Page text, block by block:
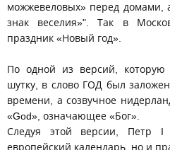
можжевеловых» перед домами,
знак веселия»". Так в
праздник «Новый год».
По одной из версий, которую
шутку, в слово ГОД был
времени, а созвучное
«God», означающее «Бог».
Следуя этой версии, Петр
европейский календарь, но и